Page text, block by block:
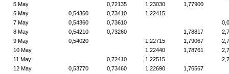
5 May
0,72135 1,23030
1,77900
6 May
0,54360 0,73410
1,22415
7 May
0,54360 0,73610
8 May
0,54210 0,73260 1,78817
9 May
0,54020 1,22715 1,79067
10 May
1,22440 1,78761
11 May
0,72410 1,22515
12 May
0,53770 0,73460 1,22690
1,76567